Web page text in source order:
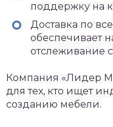
поддержку на
Доставка по
обеспечивает
отслеживание
Компания «Лидер
для тех, кто ищет
созданию мебели.